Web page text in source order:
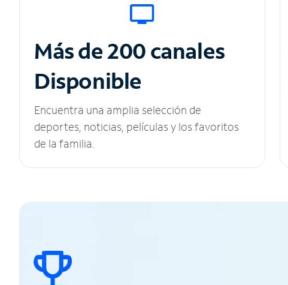
Más de 200 canales
Disponible
Encuentra una amplia selección de
deportes, noticias, películas y los favoritos
de la familia.